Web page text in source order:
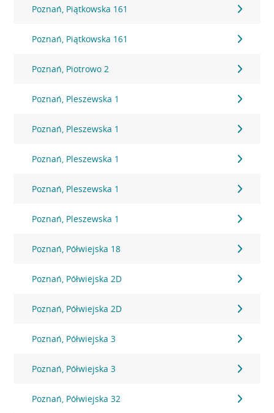
Poznań, Piątkowska 161
Poznań, Piątkowska 161
Poznań, Piotrowo 2
Poznań, Pleszewska 1
Poznań, Pleszewska 1
Poznań, Pleszewska 1
Poznań, Pleszewska 1
Poznań, Pleszewska 1
Poznań, Półwiejska 18
Poznań, Półwiejska 2D
Poznań, Półwiejska 2D
Poznań, Półwiejska 3
Poznań, Półwiejska 3
Poznań, Półwiejska 32